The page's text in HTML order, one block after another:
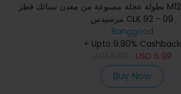
بطولة عجلة مصنوعة من معدن سبائك قطر M12x1.5 17mm لسيارة
مرسيدس CLK 92 - 09
Banggood
+ Upto 9.80% Cashback
USD 6.99
Buy Now